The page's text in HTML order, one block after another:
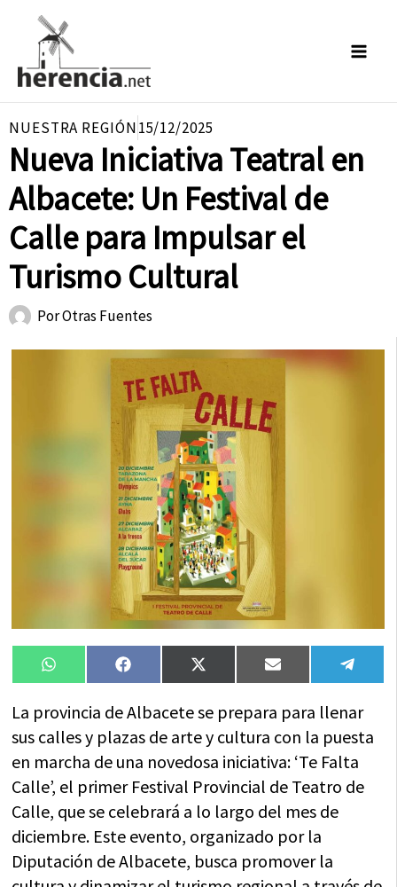
contenido
NUESTRA REGIÓN15/12/2025
Nueva Iniciativa Teatral en
Albacete: Un Festival de
Calle para Impulsar el
Turismo Cultural
PorOtras Fuentes
Compartir
en
WhatsAppCompartir
en
FacebookCompartir
en
X
(Twitter)
Compartir
en
Email
en
La provincia de Albacete se prepara para llenar
sus calles y plazas de arte y cultura con la puesta
en marcha de una novedosa iniciativa: ‘Te Falta
Calle’, el primer Festival Provincial de Teatro de
Calle, que se celebrará a lo largo del mes de
diciembre. Este evento, organizado por la
Diputación de Albacete, busca promover la